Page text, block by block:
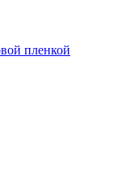
пленкой